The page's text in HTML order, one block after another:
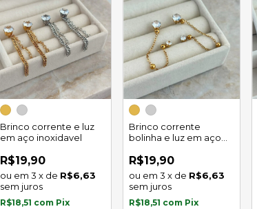
Brinco corrente e luz
em aço inoxidavel
R$19,90
3 x de R$6,63
sem juros
R$18,51 com Pix
Brinco corrente
bolinha e luz em aço
R$19,90
3 x de R$6,63
sem juros
R$18,51 com Pix